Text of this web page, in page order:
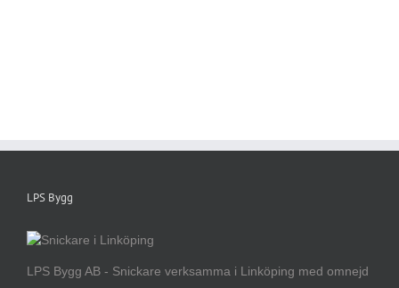
LPS Bygg
LPS Bygg AB - Snickare verksamma i Linköping med omnejd